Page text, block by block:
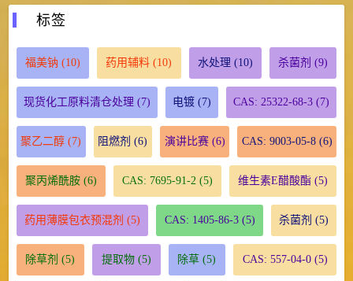
标签
福美钠 (10) 药用辅料 (10) 水处理 (10) 杀菌剂 (9)
现货化工原料清仓处理 (7) 电镀 (7) CAS: 25322-68-3 (7)
聚乙二醇 (7) 阻燃剂 (6) 演讲比赛(6) CAS: 9003-05-8(6)
聚丙烯酰胺(6) CAS: 7695-91-2 (5) 维生素E醋酸酯 (5)
药用薄膜包衣预混剂 (5) CAS: 1405-86-3(5) 杀菌剂 (5)
除草剂 (5) 提取物(5) 除草 (5) CAS: 557-04-0(5)